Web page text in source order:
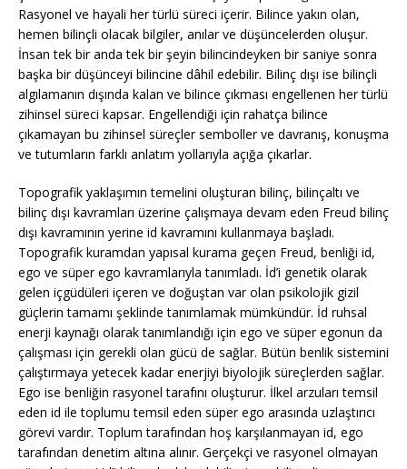
Rasyonel ve hayali her türlü süreci içerir. Bilince yakın olan,
hemen bilinçli olacak bilgiler, anılar ve düşüncelerden oluşur.
İnsan tek bir anda tek bir şeyin bilincindeyken bir saniye sonra
başka bir düşünceyi bilincine dâhil edebilir. Bilinç dışı ise bilinçli
algılamanın dışında kalan ve bilince çıkması engellenen her türlü
zihinsel süreci kapsar. Engellendiği için rahatça bilince
çıkamayan bu zihinsel süreçler semboller ve davranış, konuşma
ve tutumların farklı anlatım yollarıyla açığa çıkarlar.
Topografik yaklaşımın temelini oluşturan bilinç, bilinçaltı ve
bilinç dışı kavramları üzerine çalışmaya devam eden Freud bilinç
dışı kavramının yerine id kavramını kullanmaya başladı.
Topografik kuramdan yapısal kurama geçen Freud, benliği id,
ego ve süper ego kavramlarıyla tanımladı. İd’i genetik olarak
gelen içgüdüleri içeren ve doğuştan var olan psikolojik gizil
güçlerin tamamı şeklinde tanımlamak mümkündür. İd ruhsal
enerji kaynağı olarak tanımlandığı için ego ve süper egonun da
çalışması için gerekli olan gücü de sağlar. Bütün benlik sistemini
çalıştırmaya yetecek kadar enerjiyi biyolojik süreçlerden sağlar.
Ego ise benliğin rasyonel tarafını oluşturur. İlkel arzuları temsil
eden id ile toplumu temsil eden süper ego arasında uzlaştırıcı
görevi vardır. Toplum tarafından hoş karşılanmayan id, ego
tarafından denetim altına alınır. Gerçekçi ve rasyonel olmayan